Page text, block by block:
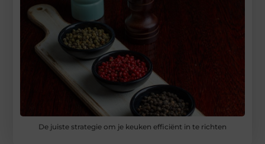
De juiste strategie om je keuken efficiënt in te richten